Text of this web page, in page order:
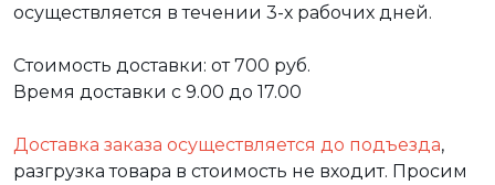
осуществляется в течении 3-х рабочих дней.
Стоимость доставки: от 700 руб.
Время доставки с 9.00 до 17.00
Доставка заказа осуществляется до подъезда,
разгрузка товара в стоимость не входит. Просим